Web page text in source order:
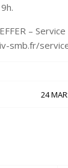
–
smb.fr/
24 /